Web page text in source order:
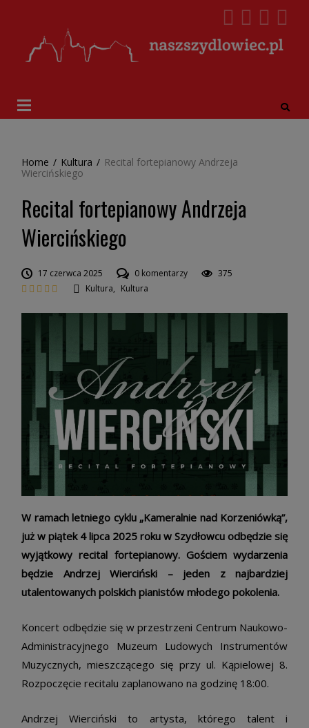
Home / Kultura / Recital fortepianowy Andrzeja
Wiercińskiego
Recital fortepianowy Andrzeja
Wiercińskiego
17 czerwca 2025 0 komentarzy
375
Kultura, Kultura
W ramach letniego cyklu „Kameralnie nad Korzeniówką”,
już w piątek 4 lipca 2025 roku w Szydłowcu odbędzie się
wyjątkowy recital fortepianowy. Gościem wydarzenia
będzie Andrzej Wierciński – jeden z najbardziej
utalentowanych polskich pianistów młodego pokolenia.
Koncert odbędzie się w przestrzeni Centrum Naukowo-
Administracyjnego Muzeum Ludowych Instrumentów
Muzycznych, mieszczącego się przy ul. Kąpielowej 8.
Rozpoczęcie recitalu zaplanowano na godzinę 18:00.
Andrzej Wierciński to artysta, którego talent i